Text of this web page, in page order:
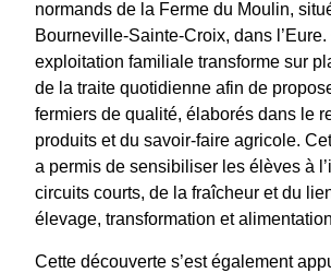
normands de la Ferme du Moulin,
Bourneville-Sainte-Croix, dans l’Eure.
exploitation familiale transforme sur
de la traite quotidienne afin de
fermiers de qualité, élaborés dans le
produits et du savoir-faire agricole.
a permis de sensibiliser les élèves à
circuits courts, de la fraîcheur et du
élevage, transformation et
Cette découverte s’est également